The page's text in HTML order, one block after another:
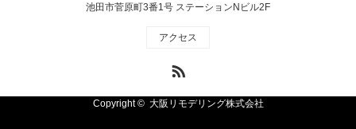
池田市菅原町3番1号 ステーションNビル2F
アクセス
Copyright © 大阪リモデリング株式会社